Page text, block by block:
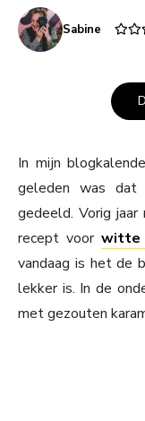
Sabine
In mijn
geleden was dat
gedeeld. Vorig
recept voor witte
vandaag is het de
lekker is. In de
met gezouten